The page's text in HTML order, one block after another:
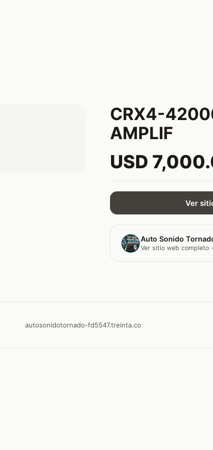
CRX4-
AMPLIF
USD
Ver
Auto Sonido
Ver sitio web completo
autosonidotornado-fd5547.treinta.co